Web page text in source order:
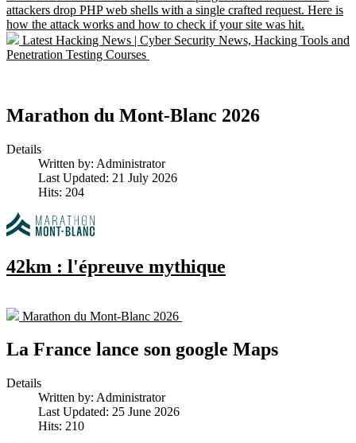
attackers drop PHP web shells with a single crafted request. Here is
how the attack works and how to check if your site was hit.
Latest Hacking News | Cyber Security News, Hacking Tools and
Penetration Testing Courses
Marathon du Mont-Blanc 2026
Details
Written by: Administrator
Last Updated: 21 July 2026
Hits: 204
42km : l'épreuve mythique
Marathon du Mont-Blanc 2026
La France lance son google Maps
Details
Written by: Administrator
Last Updated: 25 June 2026
Hits: 210